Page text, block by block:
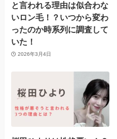
と言われる理由は似合わな
いロン毛！？いつから変わ
ったのか時系列に調査して
いた！
2026年3月4日